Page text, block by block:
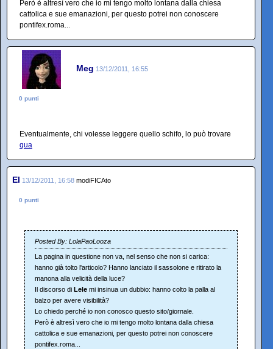
Però è altresì vero che io mi tengo molto lontana dalla chiesa
cattolica e sue emanazioni, per questo potrei non conoscere
pontifex.roma...
Meg 13/12/2011, 16:55
0 punti
Eventualmente, chi volesse leggere quello schifo, lo può trovare
qua
El 13/12/2011, 16:58 modiFICAto
0 punti
Posted By: LolaPaoLooza
La pagina in questione non va, nel senso che non si carica:
hanno già tolto l'articolo? Hanno lanciato il sassolone e ritirato la
manona alla velicità della luce?
Il discorso di Lele mi insinua un dubbio: hanno colto la palla al
balzo per avere visibilità?
Lo chiedo perché io non conosco questo sito/giornale.
Però è altresì vero che io mi tengo molto lontana dalla chiesa
cattolica e sue emanazioni, per questo potrei non conoscere
pontifex.roma...